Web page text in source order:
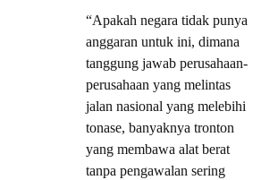
“Apakah negara tidak punya
anggaran untuk ini, dimana
tanggung jawab perusahaan-
perusahaan yang melintas
jalan nasional yang melebihi
tonase, banyaknya tronton
yang membawa alat berat
tanpa pengawalan sering